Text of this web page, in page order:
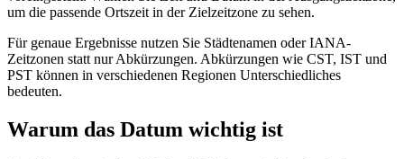
um die passende Ortszeit in der Zielzeitzone zu sehen.
Für genaue Ergebnisse nutzen Sie Städtenamen oder IANA-
Zeitzonen statt nur Abkürzungen. Abkürzungen wie CST, IST und
PST können in verschiedenen Regionen Unterschiedliches
bedeuten.
Warum das Datum wichtig ist